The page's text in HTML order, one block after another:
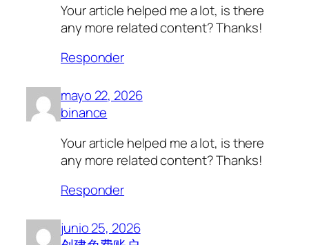
Your article helped me a lot, is there
any more related content? Thanks!
Responder
mayo 22, 2026
binance
Your article helped me a lot, is there
any more related content? Thanks!
Responder
junio 25, 2026